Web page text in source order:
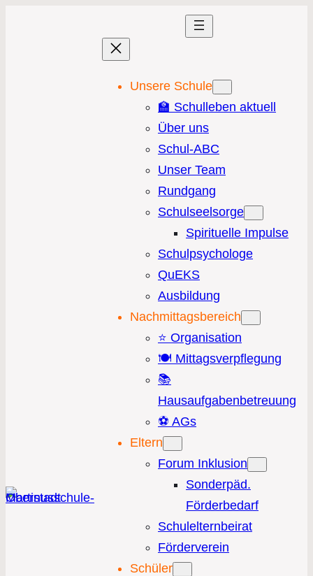
Unsere Schule
🏫 Schulleben aktuell
Über uns
Schul-ABC
Unser Team
Rundgang
Schulseelsorge
Spirituelle Impulse
Schulpsychologe
QuEKS
Ausbildung
Nachmittagsbereich
⭐️ Organisation
🍽️ Mittagsverpflegung
📚
Hausaufgabenbetreuung
⚽️ AGs
Eltern
Forum Inklusion
Sonderpäd.
Förderbedarf
Schulelternbeirat
Förderverein
Schüler